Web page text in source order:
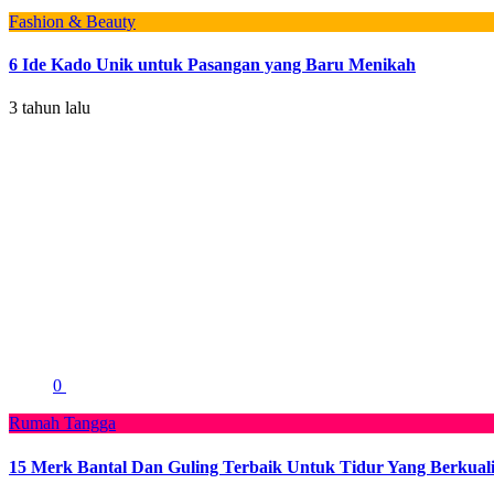
Fashion & Beauty
6 Ide Kado Unik untuk Pasangan yang Baru Menikah
3 tahun lalu
0
Rumah Tangga
15 Merk Bantal Dan Guling Terbaik Untuk Tidur Yang